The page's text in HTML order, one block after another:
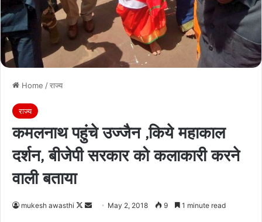
Home /राज्य
राज्य
कमलनाथ पहुंचे उज्‍जैन ,किये महाकाल
दर्शन, बीजेपी सरकार को कलाकारी करने
वाली बताया
mukesh awasthi
Follow
Send May 2, 2018 9 1 minute read